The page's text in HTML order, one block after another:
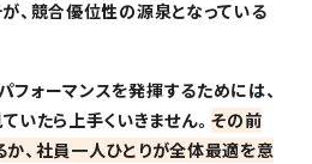
、競合優位性の源泉となっている
ォーマンスを発揮するためには、
いたら上手くいきません。その前
、社員一人ひとりが全体最適を意